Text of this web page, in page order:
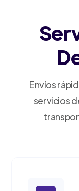
Envíos
servicios